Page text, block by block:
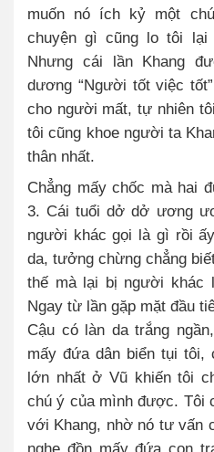
muốn nó ích kỷ một
chuyện gì cũng lo tôi lại
Nhưng cái lần Khang
dương “Người tốt việc
cho người mất, tự nhiên
tôi cũng khoe người ta
thân nhất.
Chẳng mấy chốc mà hai
3. Cái tuổi dở dở ương
người khác gọi là gì rồi
da, tưởng chừng chẳng
thế mà lại bị người khác
Ngay từ lần gặp mặt đầu
Cậu có làn da trắng
mấy đứa dân biển tụi tôi,
lớn nhất ở Vũ khiến tôi
chú ý của mình được. Tôi
với Khang, nhờ nó tư vấn
nghe đồn mấy đứa con